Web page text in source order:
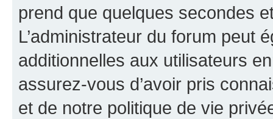
prend que quelques secondes
L’administrateur du forum peut
additionnelles aux utilisateurs
assurez-vous d’avoir pris
et de notre politique de vie